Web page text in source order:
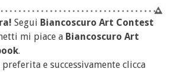
Segui Biancoscuro Art Contest
mi piace a Biancoscuro Art
.
e successivamente clicca